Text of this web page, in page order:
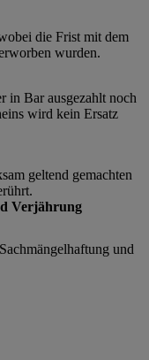
die Frist mit dem
wurden.
in Bar ausgezahlt noch
wird kein Ersatz
geltend gemachten
Verjährung
und